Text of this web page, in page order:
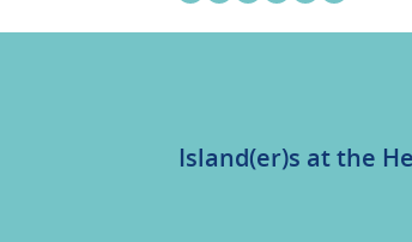
Island(er)s at the